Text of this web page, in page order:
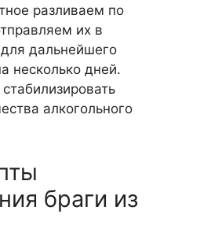
разливаем по
их в
дальнейшего
несколько дней.
алкогольного
браги из